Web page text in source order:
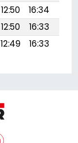
12:50 16:34
12:50 16:33
12:49 16:33